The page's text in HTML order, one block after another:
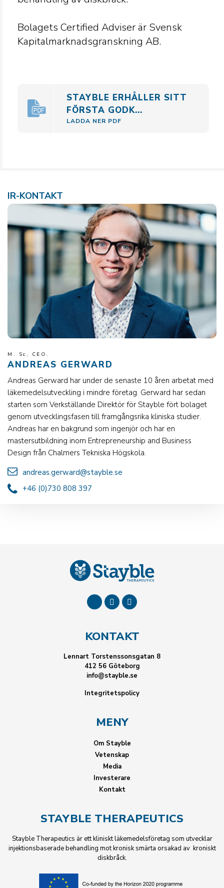
Bolagets Certified Adviser är Svensk
Kapitalmarknadsgranskning AB.
STAYBLE ERHÅLLER SITT
FÖRSTA GODK...
LADDA NER PDF
IR-KONTAKT
M. Sc, CEO.
ANDREAS GERWARD
Andreas Gerward har under de senaste 10 åren arbetat med
läkemedelsutveckling i mindre företag. Gerward har sedan
starten som Verkställande Direktör för Stayble fört bolaget
genom utvecklingsfasen till framgångsrika kliniska studier.
Andreas har en bakgrund som ingenjör och har en
mastersutbildning inom Entrepreneurship and Business
Design från Chalmers Tekniska Högskola.
andreas.gerward@stayble.se
+46 (0)730 808 397
KONTAKT
Lennart Torstenssonsgatan 8
412 56 Göteborg
info@stayble.se
Integritetspolicy
MENY
Om Stayble
Vetenskap
Media
Investerare
Kontakt
STAYBLE THERAPEUTICS
Stayble Therapeutics är ett kliniskt läkemedelsföretag som utvecklar
injektionsbaserade behandling mot kronisk smärta orsakad av kroniskt
diskbråck.